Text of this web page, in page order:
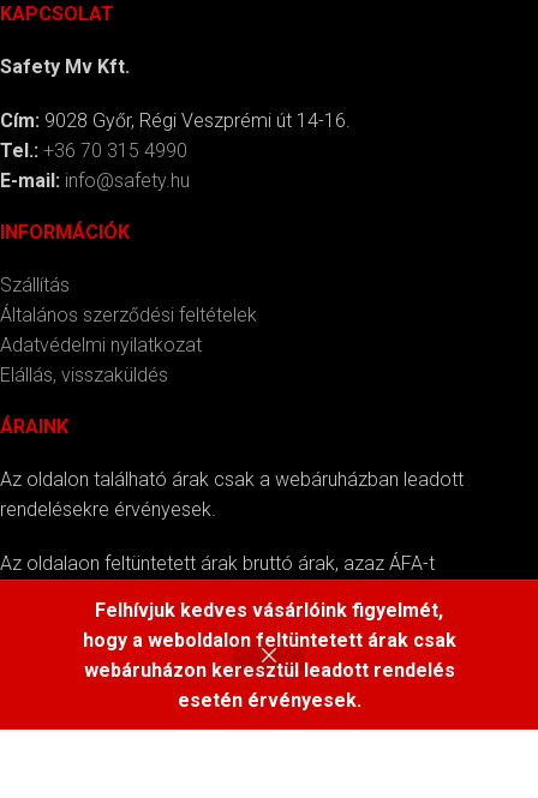
Felhívjuk kedves vásárlóink figyelmét,
hogy a weboldalon feltüntetett árak csak
webáruházon keresztül leadott rendelés
esetén érvényesek.
KAPCSOLAT
Safety Mv Kft.
Cím: 9028 Győr, Régi Veszprémi út 14-16.
Tel.: +36 70 315 4990
E-mail: info@safety.hu
INFORMÁCIÓK
Szállítás
Általános szerződési feltételek
Adatvédelmi nyilatkozat
Elállás, visszaküldés
ÁRAINK
Az oldalon található árak csak a webáruházban leadott
rendelésekre érvényesek.
Az oldalaon feltüntetett árak bruttó árak, azaz ÁFA-t